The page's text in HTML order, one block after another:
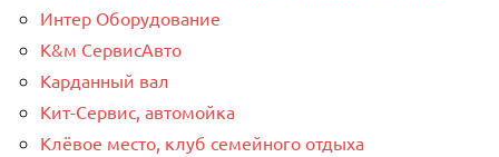
Интер Оборудование
К&м СервисАвто
Карданный вал
Кит-Сервис, автомойка
Клёвое место, клуб семейного отдыха